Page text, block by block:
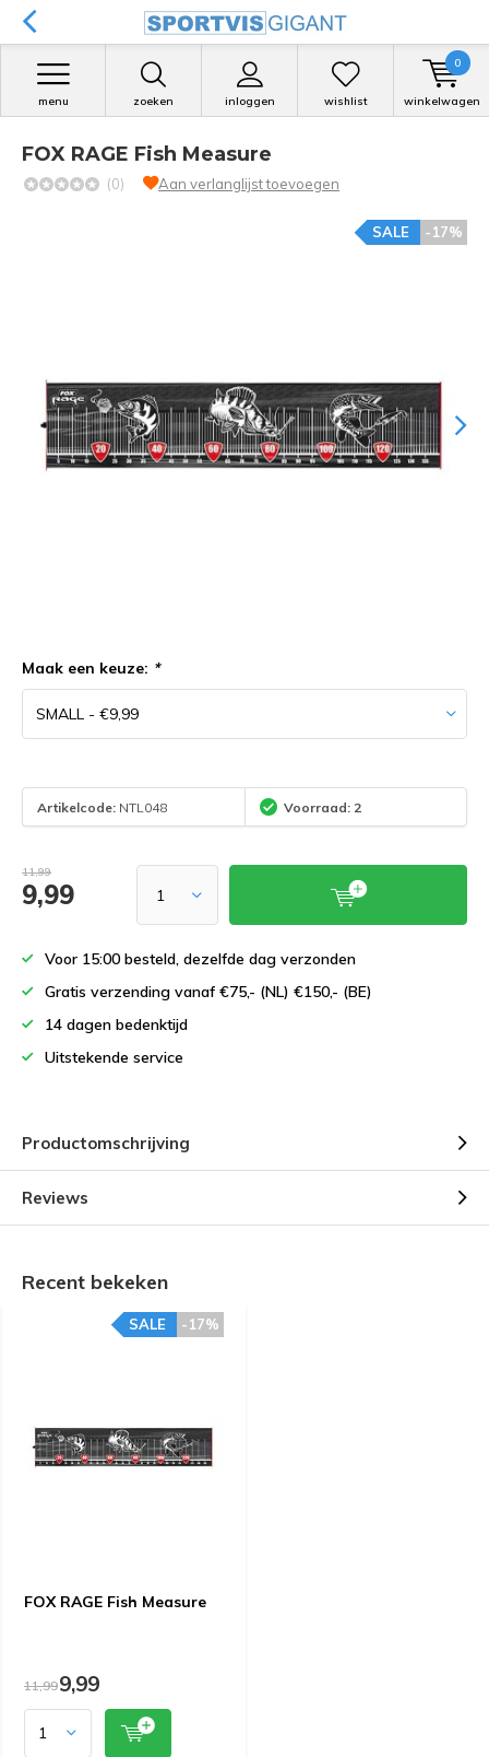
zoeken inloggen
menu wishlist winkelwagen
0
FOX RAGE Fish Measure
(0) Aan verlanglijst toevoegen
-17%
SALE
Maak een keuze: *
Artikelcode: NTL048 Voorraad: 2
11,99
9,99
Voor 15:00 besteld, dezelfde dag verzonden
Gratis verzending vanaf €75,- (NL) €150,- (BE)
14 dagen bedenktijd
Uitstekende service
Productomschrijving
Reviews
Recent bekeken
FOX RAGE Fish Measure
-17%
SALE
11,999,99